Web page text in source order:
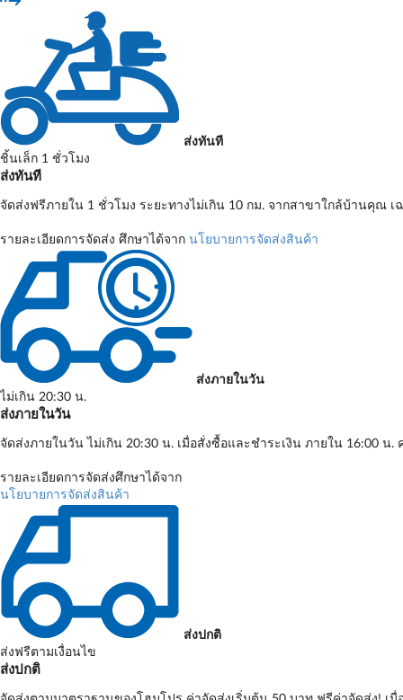
ส่งทันที
ชิ้นเล็ก 1 ชั่วโมง
ส่งทันที
จัดส่งฟรีภายใน 1 ชั่วโมง ระยะทางไม่เกิน 10 กม. จากสาขาใกล้บ้านคุณ
รายละเอียดการจัดส่ง ศึกษาได้จาก นโยบายการจัดส่งสินค้า
ส่งภายในวัน
ไม่เกิน 20:30 น.
ส่งภายในวัน
จัดส่งภายในวัน ไม่เกิน 20:30 น. เมื่อสั่งซื้อและชำระเงิน ภายใน 16:00 น
รายละเอียดการจัดส่งศึกษาได้จาก
นโยบายการจัดส่งสินค้า
ส่งปกติ
ส่งฟรีตามเงื่อนไข
ส่งปกติ